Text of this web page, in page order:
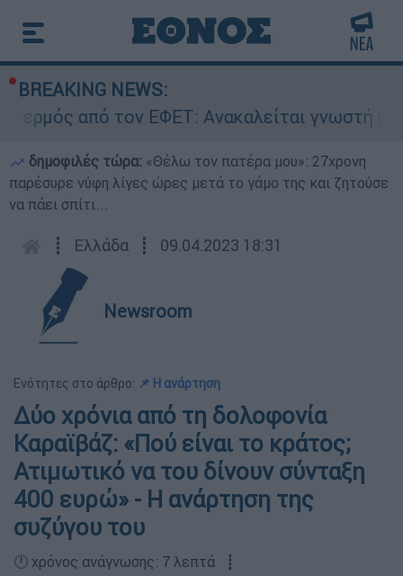
BREAKING NEWS:
από τον ΕΦΕΤ: Ανακαλείται γνωστή
δημοφιλές τώρα: «Θέλω τον πατέρα μου»: 27χρονη
παρέσυρε νύφη λίγες ώρες μετά το γάμο της και ζητούσε
να πάει σπίτι...
┋ Ελλάδα ┋ 09.04.2023 18:31
Newsroom
Ενότητες στο άρθρο: 📌 Η ανάρτηση
Δύο χρόνια από τη δολοφονία
Καραϊβάζ: «Πού είναι το κράτος;
Ατιμωτικό να του δίνουν σύνταξη
400 ευρώ» - Η ανάρτηση της
συζύγου του
🕛 χρόνος ανάγνωσης: 7 λεπτά ┋